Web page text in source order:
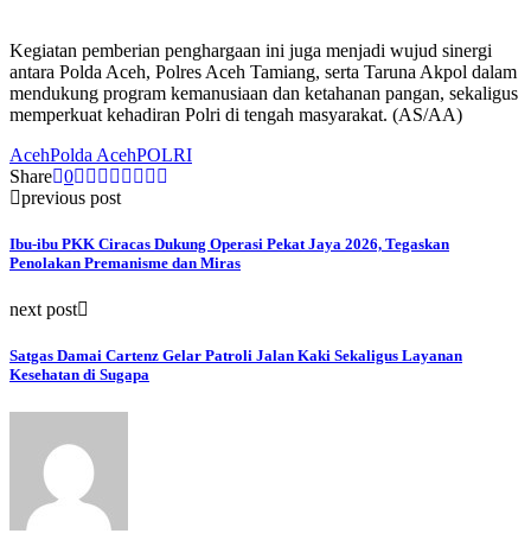
Kegiatan pemberian penghargaan ini juga menjadi wujud sinergi
antara Polda Aceh, Polres Aceh Tamiang, serta Taruna Akpol dalam
mendukung program kemanusiaan dan ketahanan pangan, sekaligus
memperkuat kehadiran Polri di tengah masyarakat. (AS/AA)
AcehPolda AcehPOLRI
Share 0
previous post
Ibu-ibu PKK Ciracas Dukung Operasi Pekat Jaya 2026, Tegaskan
Penolakan Premanisme dan Miras
next post
Satgas Damai Cartenz Gelar Patroli Jalan Kaki Sekaligus Layanan
Kesehatan di Sugapa